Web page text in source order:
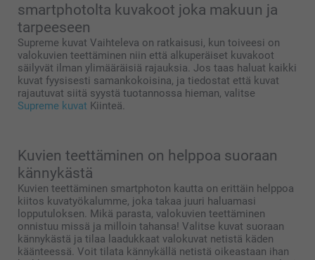
smartphotolta kuvakoot joka makuun ja
tarpeeseen
Supreme kuvat Vaihteleva on ratkaisusi, kun toiveesi on
valokuvien teettäminen niin että alkuperäiset kuvakoot
säilyvät ilman ylimääräisiä rajauksia. Jos taas haluat kaikki
kuvat fyysisesti samankokoisina, ja tiedostat että kuvat
rajautuvat siitä syystä tuotannossa hieman, valitse
Supreme kuvat Kiinteä.
Kuvien teettäminen on helppoa suoraan
kännykästä
Kuvien teettäminen smartphoton kautta on erittäin helppoa
kiitos kuvatyökalumme, joka takaa juuri haluamasi
lopputuloksen. Mikä parasta, valokuvien teettäminen
onnistuu missä ja milloin tahansa! Valitse kuvat suoraan
kännykästä ja tilaa laadukkaat valokuvat netistä käden
käänteessä. Voit tilata kännykällä netistä oikeastaan ihan